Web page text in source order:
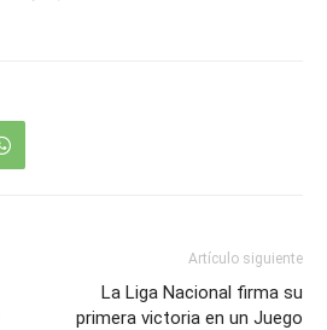
Artículo siguiente
La Liga Nacional firma su
primera victoria en un Juego